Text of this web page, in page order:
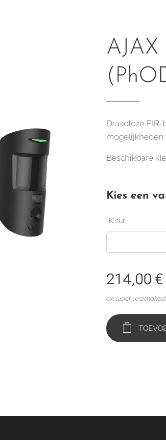
AJAX
Draadloze
mogelijkheden
Beschikbare
Kies een
Kleur
214,00 €
exclusief